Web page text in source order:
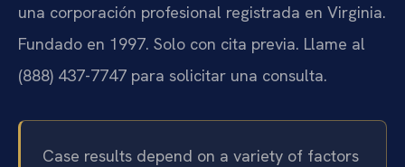
una corporación profesional registrada en Virginia.
Fundado en 1997. Solo con cita previa. Llame al
(888) 437-7747 para solicitar una consulta.
Case results depend on a variety of factors